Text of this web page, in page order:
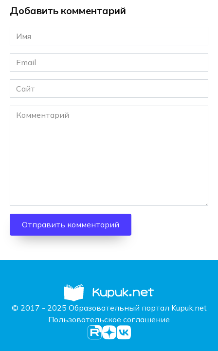
Добавить комментарий
Имя
*
Email
*
Сайт
Комментарий
© 2017 - 2025 Образовательный портал Kupuk.net
Пользовательское соглашение